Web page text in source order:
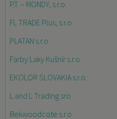
P.T. – MONDY, s.r.o.
FL TRADE Plus, s.r.o.
PLATAN s.r.o.
Farby Laky Kušnír s.r.o.
EKOLOR SLOVAKIA s.r.o.
L and L Trading sro
Bekwoodcote s.r.o.